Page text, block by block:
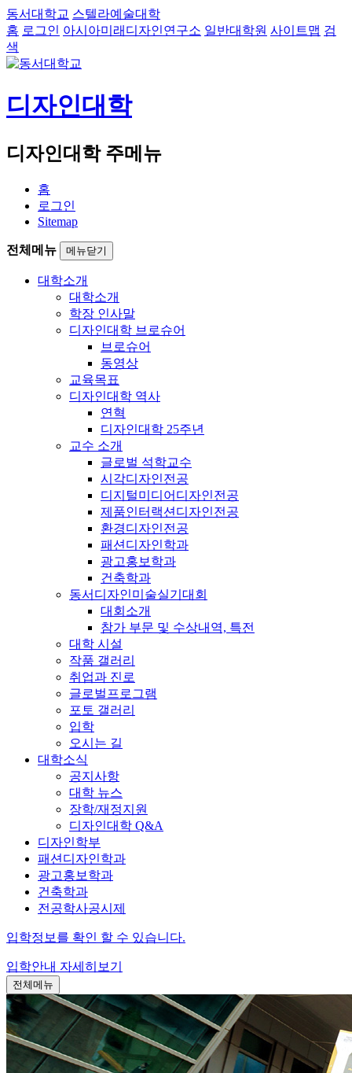
동서대학교 스텔라예술대학
홈 로그인 아시아미래디자인연구소 일반대학원 사이트맵 검
색
디자인대학
디자인대학 주메뉴
홈
로그인
Sitemap
전체메뉴 메뉴닫기
대학소개
대학소개
학장 인사말
디자인대학 브로슈어
브로슈어
동영상
교육목표
디자인대학 역사
연혁
디자인대학 25주년
교수 소개
글로벌 석학교수
시각디자인전공
디지털미디어디자인전공
제품인터랙션디자인전공
환경디자인전공
패션디자인학과
광고홍보학과
건축학과
동서디자인미술실기대회
대회소개
참가 부문 및 수상내역, 특전
대학 시설
작품 갤러리
취업과 진로
글로벌프로그램
포토 갤러리
입학
오시는 길
대학소식
공지사항
대학 뉴스
장학/재정지원
디자인대학 Q&A
디자인학부
패션디자인학과
광고홍보학과
건축학과
전공학사공시제
입학정보를 확인 할 수 있습니다.
입학안내 자세히보기
전체메뉴